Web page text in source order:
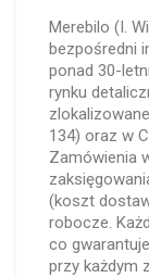
Merebilo (I.
bezpośredni
ponad 30-
rynku
134) oraz w
Zamówienia
(koszt
robocze.
co
przy każdym